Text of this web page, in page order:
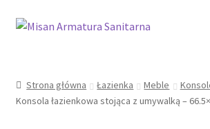
Przejdź
Przejdź
Moje konto
Strona główna Łazienka Meble
Konsola łazienkowa stojąca z umywalką –